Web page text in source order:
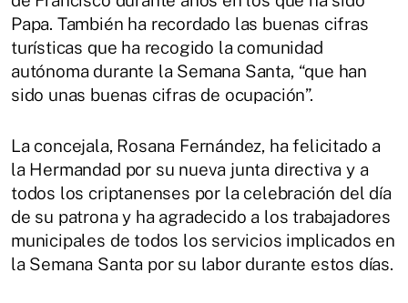
Papa. También ha recordado las buenas cifras
turísticas que ha recogido la comunidad
autónoma durante la Semana Santa, “que han
sido unas buenas cifras de ocupación”.
La concejala, Rosana Fernández, ha felicitado a
la Hermandad por su nueva junta directiva y a
todos los criptanenses por la celebración del día
de su patrona y ha agradecido a los trabajadores
municipales de todos los servicios implicados en
la Semana Santa por su labor durante estos días.